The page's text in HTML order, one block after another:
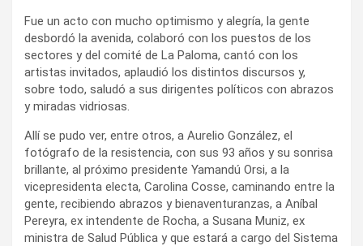
Fue un acto con mucho optimismo y alegría, la gente
desbordó la avenida, colaboró con los puestos de los
sectores y del comité de La Paloma, cantó con los
artistas invitados, aplaudió los distintos discursos y,
sobre todo, saludó a sus dirigentes políticos con abrazos
y miradas vidriosas.
Allí se pudo ver, entre otros, a Aurelio González, el
fotógrafo de la resistencia, con sus 93 años y su sonrisa
brillante, al próximo presidente Yamandú Orsi, a la
vicepresidenta electa, Carolina Cosse, caminando entre la
gente, recibiendo abrazos y bienaventuranzas, a Aníbal
Pereyra, ex intendente de Rocha, a Susana Muniz, ex
ministra de Salud Pública y que estará a cargo del Sistema